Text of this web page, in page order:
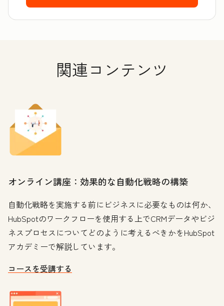
関連コンテンツ
オンライン講座：効果的な自動化戦略の構築
自動化戦略を実施する前にビジネスに必要なものは何か、
HubSpotのワークフローを使用する上でCRMデータやビジ
ネスプロセスについてどのように考えるべきかをHubSpot
アカデミーで解説しています。
コースを受講する